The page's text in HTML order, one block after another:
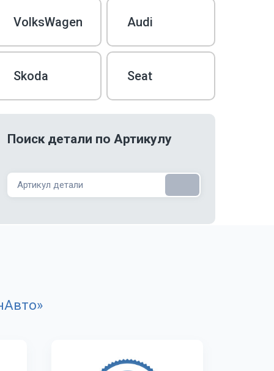
ЗАМЕНИМ МАСЛО
БЕСПЛАТНО
ЗАПИСАТЬСЯ
VolksWagen Audi
Skoda Seat
Поиск детали по Артикулу